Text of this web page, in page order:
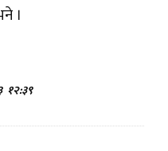
।
१२:३९